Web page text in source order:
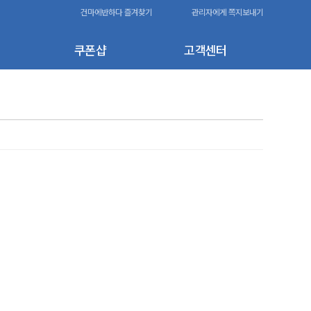
쿠폰샵 고객센터
건마에반하다 즐겨찾기 관리자에게 쪽지보내기